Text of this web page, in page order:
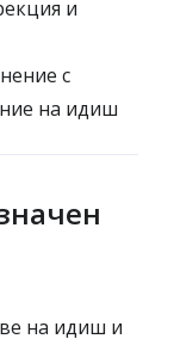
и
с
на идиш
на идиш и